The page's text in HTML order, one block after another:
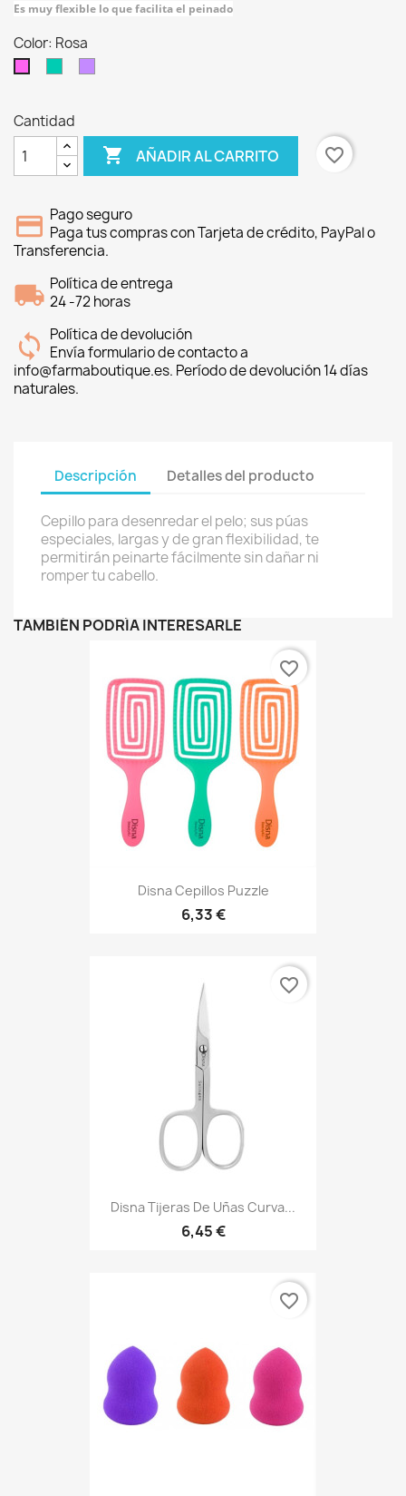
Es muy flexible lo que facilita el peinado
Color: Rosa
Cantidad
 AÑADIR AL CARRITO favorite_border
Pago seguro
Paga tus compras con Tarjeta de crédito, PayPal o
Transferencia.
Política de entrega
24 -72 horas
Política de devolución
Envía formulario de contacto a
info@farmaboutique.es. Período de devolución 14 días
naturales.
Descripción Detalles del producto
Cepillo para desenredar el pelo; sus púas
especiales, largas y de gran flexibilidad, te
permitirán peinarte fácilmente sin dañar ni
romper tu cabello.
TAMBIÉN PODRÍA INTERESARLE
Disna Cepillos Puzzle
6,33 €
favorite_border
Disna Tijeras De Uñas Curva...
6,45 €
favorite_border
favorite_border